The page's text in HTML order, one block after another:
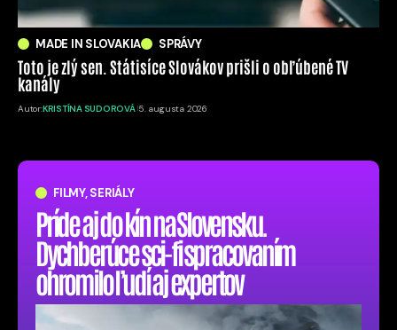
FILMY, SERIÁLY
Príde aj do kín na Slovensku.
Dychberúce sci-fi spracovaním
ohromilo ľudí aj expertov
MADE IN SLOVAKIA SPRÁVY
Toto je zlý sen. Státisíce Slovákov prišli o obľúbené TV
kanály
Autor:KRISTÍNA SUDOROVÁ 5. augusta 2026